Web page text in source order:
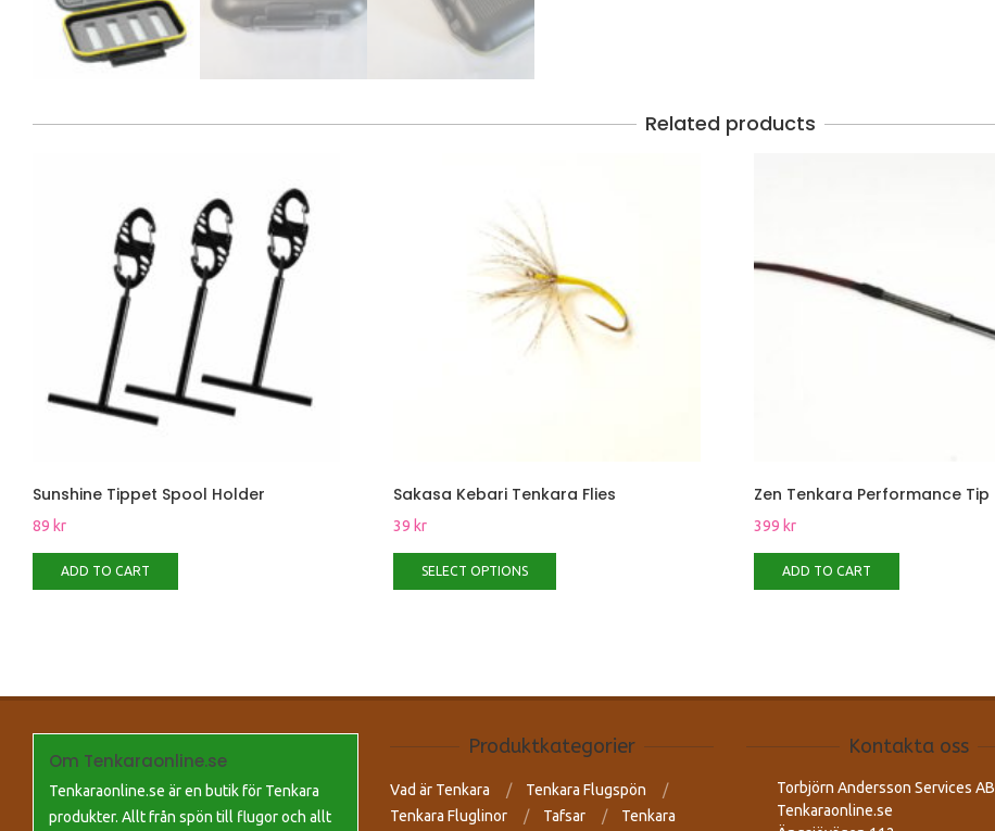
Related products
Sunshine Tippet Spool Holder
89 kr
ADD TO CART
Sakasa Kebari Tenkara Flies
39 kr
SELECT OPTIONS
Zen Tenkara Performance Tip
399 kr
ADD TO CART
Om Tenkaraonline.se
Tenkaraonline.se är en butik för Tenkara
produkter. Allt från spön till flugor och allt
Produktkategorier
Vad är Tenkara
Tenkara Flugspön
Tenkara Fluglinor
Tafsar Tenkara
Kontakta oss
Torbjörn Andersson Services AB
Tenkaraonline.se